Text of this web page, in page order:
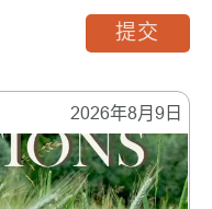
2026年8月9日
提交